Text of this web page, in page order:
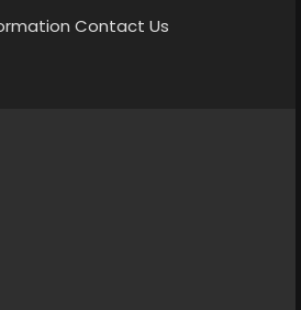
Contact Us
202-4958